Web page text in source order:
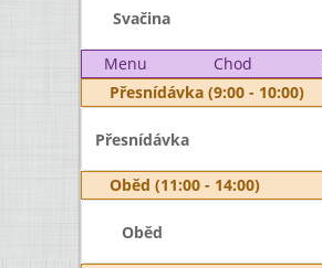
Svačina
Menu Chod
Přesnídávka (9:00 - 10:00)
Přesnídávka
Oběd (11:00 - 14:00)
Oběd